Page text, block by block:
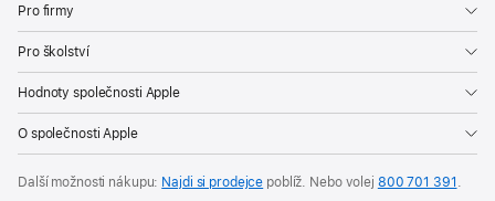
Pro firmy
Pro školství
Hodnoty společnosti Apple
O společnosti Apple
Další možnosti nákupu: Najdi si prodejce poblíž. Nebo volej 800 701 391 .